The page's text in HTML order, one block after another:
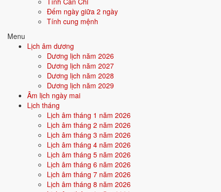
Đếm ngày giữa 2 ngày
Tính cung mệnh
Menu
Lịch âm dương
Dương lịch năm 2026
Dương lịch năm 2027
Dương lịch năm 2028
Dương lịch năm 2029
Âm lịch ngày mai
Lịch tháng
Lịch âm tháng 1 năm 2026
Lịch âm tháng 2 năm 2026
Lịch âm tháng 3 năm 2026
Lịch âm tháng 4 năm 2026
Lịch âm tháng 5 năm 2026
Lịch âm tháng 6 năm 2026
Lịch âm tháng 7 năm 2026
Lịch âm tháng 8 năm 2026
thực, kiên định, đáng tin.
Tìm hiểu chi tiết nạp âm Sa Trung Thổ: màu hợp, hướng tốt, năm sinh,
tương sinh tương khắc →
Quan hệ Can × Chi (Hỏa sinh Thổ):
nuôi dưỡng hành động. Người này có xu hướng âm thầm hy sinh để
người khác/môi trường tỏa sáng.
Điểm mạnh:Kiên nhẫn, bền bỉ, âm thầm tích lũy, có sức cống
Điểm cần lưu ý:Dễ bị bào mòn năng lượng nếu không biết giữ
giới hạn cho bản thân.
Bối cảnh vận khí khi sinh năm 1976
Người sinh năm1976rơi vào Vận 6 - Lục Bạch Kim
trong chu kỳ Tam Nguyên Cửu Vận. Mệnh Thổ sinh trong Vận 6 Lục